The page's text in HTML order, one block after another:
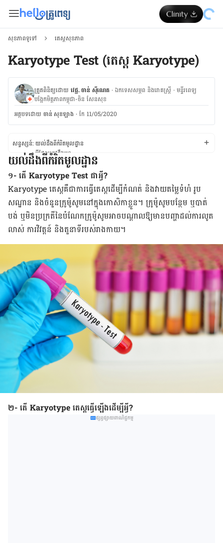
សុខភាពទូទៅ តេស្ដសុខភាព
Karyotype Test​ (តេស្ត Karyotype)
ត្រួតពិនិត្យដោយ វេជ្ជ. ចាន់ ស៊ីណេត ·ឯកទេសសម្ភព និងរោគស្ត្រី ·ម​ន្ទីរពេទ្យ
បង្អែកមិត្តភាពកម្ពុជា-ចិន សែនសុខ
អត្ថបទ​ដោយ ចាន់ សុខឡាង ·កែ 11/05/2020
សន្ទស្សន៍: យល់​ដឹង​ពី​កំរិត​មូល​ដ្ឋាន
អ្វី​ដែល​ត្រូវ​ដឹង​មុន
យល់ដឹងនូវអ្វីដែលបានកើតឡើង
យល់ដឹងពីលទ្ធផល
យល់​ដឹង​ពី​កំរិត​មូល​ដ្ឋាន
១- តើ KaryotypeTestជាអ្វី?
Karyotypeតេស្តគឺ​ជា​ការ​ធ្វើ​តេស្ត​ដើម្បី​កំណត់ និង​វាយ​តម្លៃ​ទំហំ រូប​
សណ្ឋាន និង​ចំនួន​ក្រូម៉ូសូម​នៅ​ក្នុង​កោសិកា​ខ្លួន។ ក្រូម៉ូសូម​បន្ថែម ឬ​បាត់​
បង់ ឬ​មិន​ប្រក្រតី​នៃ​បំណែក​ក្រូម៉ូសូម​អាច​បណ្តាល​ឱ្យ​មាន​បញ្ហា​ដល់​ការ​លូត​
លាស់​ ការ​វិវត្តន៍ និង​តួនាទី​របស់​រាងកាយ។
២- តើ Karyotypeតេស្តធ្វើឡើងដើម្បីអ្វី?
ផ្សព្វផ្សាយពាណិជ្ជកម្ម